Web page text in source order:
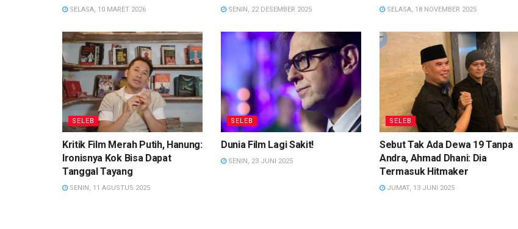
SELASA, 10 MARET 2026 SENIN, 22 DESEMBER 2025 SELASA, 18 NOVEMBER 2025
SELEB
Kritik Film Merah Putih, Hanung:
Ironisnya Kok Bisa Dapat
Tanggal Tayang
SENIN, 11 AGUSTUS 2025
SELEB
Dunia Film Lagi Sakit!
SENIN, 23 JUNI 2025
SELEB
Sebut Tak Ada Dewa 19 Tanpa
Andra, Ahmad Dhani: Dia
Termasuk Hitmaker
JUMAT, 13 JUNI 2025